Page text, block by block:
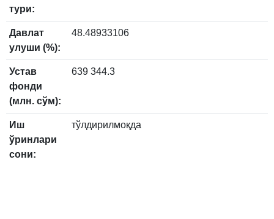
тури:
Давлат
улуши (%):
48.48933106
Устав
фонди
(млн. сўм):
639 344.3
Иш
ўринлари
сони:
тўлдирилмоқда